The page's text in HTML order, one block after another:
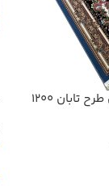
فرش فرشته فرانسوی طرح تابان 1200